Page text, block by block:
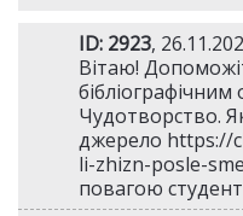
ID: 2923,
Вітаю!
Чудотворство.
джерело https://
li-zhizn-posle-
повагою студент